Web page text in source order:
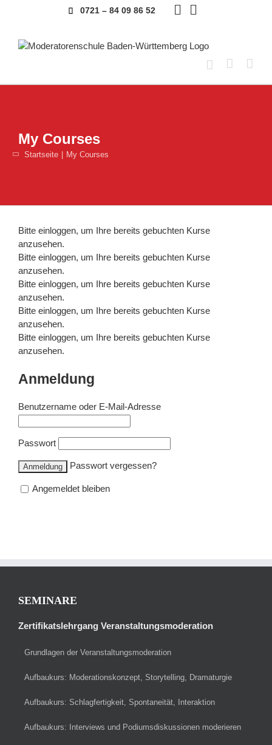
0721 – 84 09 86 52
My Courses
Startseite My Courses
Bitte einloggen, um Ihre bereits gebuchten Kurse
anzusehen.
Bitte einloggen, um Ihre bereits gebuchten Kurse
anzusehen.
Bitte einloggen, um Ihre bereits gebuchten Kurse
anzusehen.
Bitte einloggen, um Ihre bereits gebuchten Kurse
anzusehen.
Bitte einloggen, um Ihre bereits gebuchten Kurse
anzusehen.
Anmeldung
Benutzername oder E-Mail-Adresse
Passwort
Passwort vergessen?
Angemeldet bleiben
SEMINARE
Zertifikatslehrgang Veranstaltungsmoderation
Grundlagen der Veranstaltungsmoderation
Aufbaukurs: Moderationskonzept, Storytelling, Dramaturgie
Aufbaukurs: Schlagfertigkeit, Spontaneität, Interaktion
Aufbaukurs: Interviews und Podiumsdiskussionen moderieren